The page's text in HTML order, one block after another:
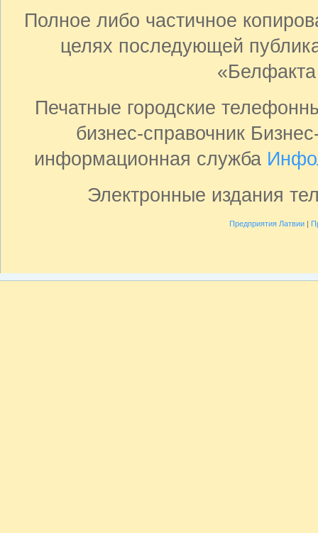
Полное либо частичное
целях последующей
Печатные городские
бизнес-справочник
информационная служба
Электронные издания
Предприятия Латвии|